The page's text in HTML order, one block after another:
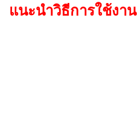
แนะนำวิธีการใช้งาน